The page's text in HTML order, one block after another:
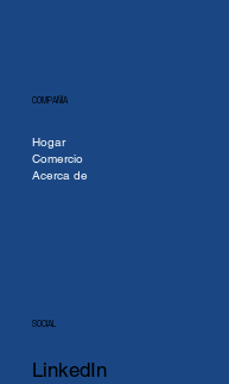
COMPAÑÍA
Hogar
Comercio
Acerca de
SOCIAL
LinkedIn